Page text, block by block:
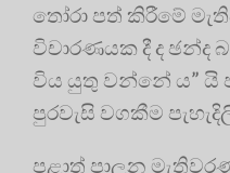
තෝරා පත් කිරීමේ
විචාරණයක දී ද ඡන්ද
විය යුතු වන්නේ ය” යි
පුරවැසි වගකීම
පළාත් පාලන